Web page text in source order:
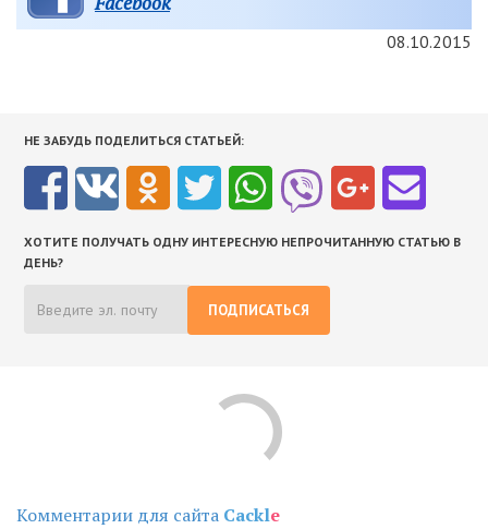
08.10.2015
НЕ ЗАБУДЬ ПОДЕЛИТЬСЯ СТАТЬЕЙ:
ХОТИТЕ ПОЛУЧАТЬ ОДНУ ИНТЕРЕСНУЮ НЕПРОЧИТАННУЮ СТАТЬЮ В
ДЕНЬ?
ПОДПИСАТЬСЯ
Комментарии для сайта Cackle